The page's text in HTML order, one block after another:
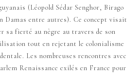
(Léopold Sédar Senghor, Birago
Damas entre autres). Ce concept visait
sa fierté au nègre au travers de son
tout en rejetant le colonialisme
Les nombreuses rencontres avec
Renaissance exilés en France pour